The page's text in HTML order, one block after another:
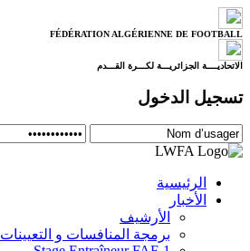
FÉDÉRATION ALGÉRIENNE DE FOOTBALL
الاتحاديــــة الجزائريـــة لكـــرة القـــدم
تسجيل الدخول
الرئيسية
الأخبار
الأرشيف
برمجة المنافسات و التعيينات